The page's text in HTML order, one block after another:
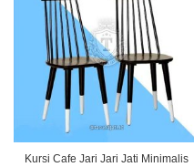
Kursi Cafe Jari Jari Jati Minimalis